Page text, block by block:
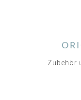
Zubehör